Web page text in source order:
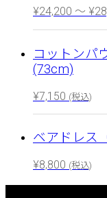
¥24,200 ～ ¥
コットンパ
(73cm)
¥7,150 (税込)
ベアドレス
¥8,800 (税込)